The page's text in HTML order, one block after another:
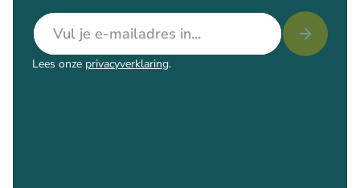
E-mailadres
Lees onze privacyverklaring.